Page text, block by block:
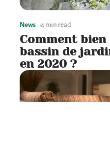
News 4 min read
Comment
bassin de
en 2020 ?